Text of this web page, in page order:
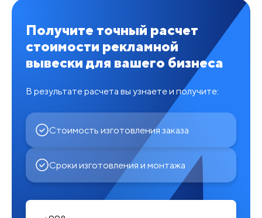
Получите точный расчет
стоимости рекламной
вывески для вашего бизнеса
В результате расчета вы узнаете и получите:
Стоимость изготовления заказа
Сроки изготовления и монтажа